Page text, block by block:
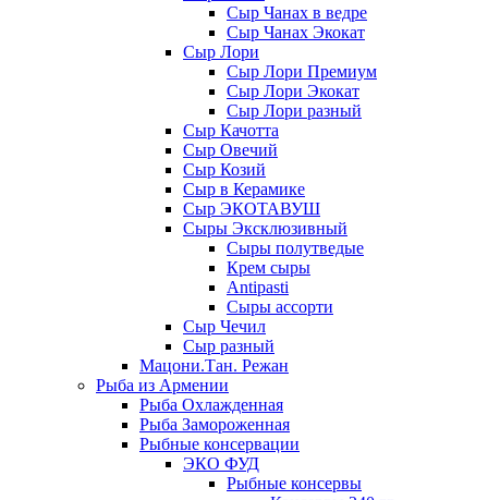
Сыр Чанах в ведре
Сыр Чанах Экокат
Сыр Лори
Сыр Лори Премиум
Сыр Лори Экокат
Сыр Лори разный
Сыр Качотта
Сыр Овечий
Сыр Козий
Сыр в Керамике
Сыр ЭКОТАВУШ
Сыры Эксклюзивный
Сыры полутведые
Крем сыры
Antipasti
Сыры ассорти
Сыр Чечил
Сыр разный
Мацони.Тан. Режан
Рыба из Армении
Рыба Охлажденная
Рыба Замороженная
Рыбные консервации
ЭКО ФУД
Рыбные консервы